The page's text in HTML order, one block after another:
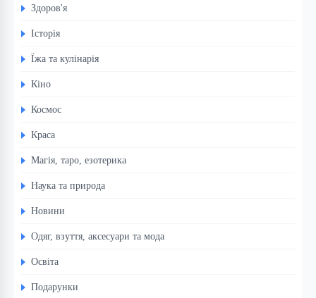
Здоров'я
Історія
Їжа та кулінарія
Кіно
Космос
Краса
Магія, таро, езотерика
Наука та природа
Новини
Одяг, взуття, аксесуари та мода
Освіта
Подарунки